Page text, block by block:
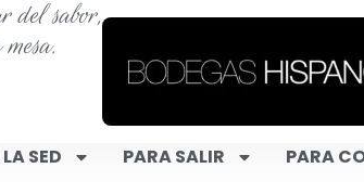
del sabor,
SED PARA SALIR PARA